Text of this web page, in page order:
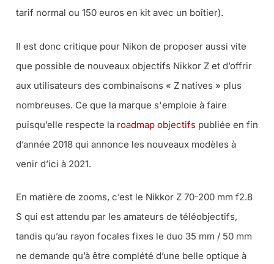
tarif normal ou 150 euros en kit avec un boîtier).
Il est donc critique pour Nikon de proposer aussi vite
que possible de nouveaux objectifs Nikkor Z et d’offrir
aux utilisateurs des combinaisons « Z natives » plus
nombreuses. Ce que la marque s'emploie à faire
puisqu’elle respecte la roadmap objectifs publiée en fin
d’année 2018 qui annonce les nouveaux modèles à
venir d’ici à 2021.
En matière de zooms, c’est le Nikkor Z 70-200 mm f2.8
S qui est attendu par les amateurs de téléobjectifs,
tandis qu’au rayon focales fixes le duo 35 mm / 50 mm
ne demande qu’à être complété d’une belle optique à